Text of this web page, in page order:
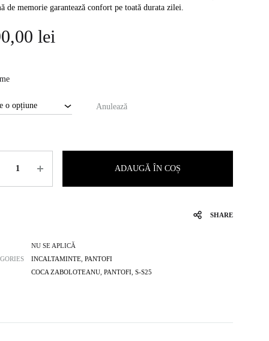
de memorie garantează confort pe toată durata zilei.
lei
Anulează
ADAUGĂ ÎN COȘ
SHARE
NU SE APLICĂ
INCALTAMINTE, PANTOFI
COCA ZABOLOTEANU, PANTOFI, S-S25